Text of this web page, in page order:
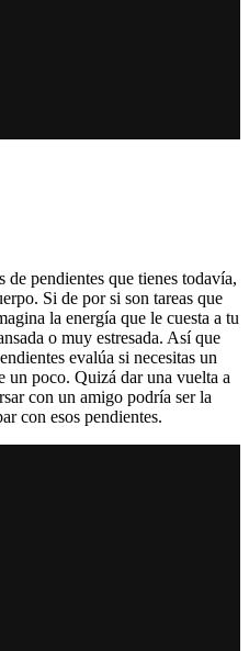
pendientes que tienes todavía,
Si de por si son tareas que
la energía que le cuesta a tu
o muy estresada. Así que
evalúa si necesitas un
un poco. Quizá dar una vuelta a
con un amigo podría ser la
con esos pendientes.